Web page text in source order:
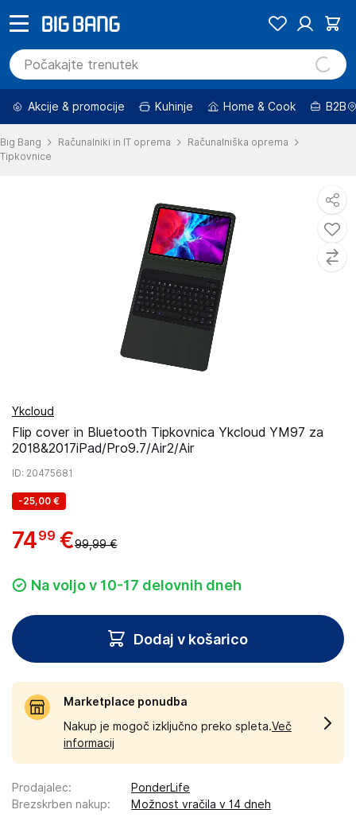
Akcije & promocije Kuhinje Home & Cook B2B
Big Bang Računalniki in IT oprema
Računalniška oprema
Tipkovnice
Ykcloud
Flip cover in Bluetooth Tipkovnica Ykcloud YM97 za
2018&2017iPad/Pro9.7/Air2/Air
ID: 20475681
-25,00 €
7499 €99,99 €
Na voljo v 10-17 delovnih dneh
Dodaj v košarico
Marketplace ponudba
Nakup je mogoč izključno preko spleta.Več
informacij
Prodajalec:
PonderLife
Brezskrben nakup: Možnost vračila v 14 dneh